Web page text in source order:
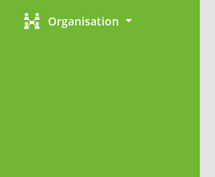
Organisation